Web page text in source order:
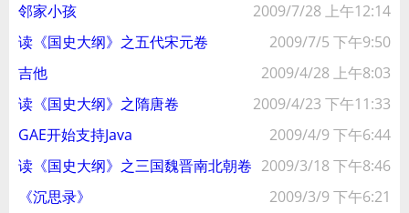
邻家小孩
2009/7/28 上午12:14
读《国史大纲》之五代宋元卷
2009/7/5 下午9:50
吉他
2009/4/28 上午8:03
读《国史大纲》之隋唐卷
2009/4/23 下午11:33
GAE开始支持Java
2009/4/9 下午6:44
读《国史大纲》之三国魏晋南北朝卷 2009/3/18 下午8:46
《沉思录》
2009/3/9 下午6:21